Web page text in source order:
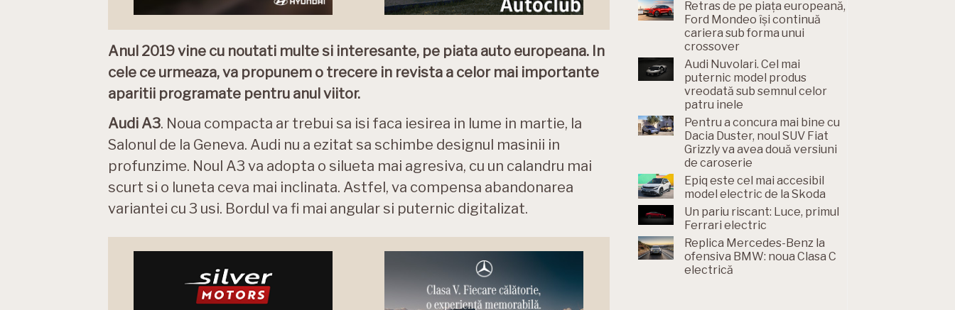
Anul 2019 vine cu noutati multe si interesante, pe piata auto europeana. In
cele ce urmeaza, va propunem o trecere in revista a celor mai importante
aparitii programate pentru anul viitor.
Audi A3. Noua compacta ar trebui sa isi faca iesirea in lume in martie, la
Salonul de la Geneva. Audi nu a ezitat sa schimbe designul masinii in
profunzime. Noul A3 va adopta o silueta mai agresiva, cu un calandru mai
scurt si o luneta ceva mai inclinata. Astfel, va compensa abandonarea
variantei cu 3 usi. Bordul va fi mai angular si puternic digitalizat.
Retras de pe piața europeană,
Ford Mondeo își continuă
cariera sub forma unui
crossover
Audi Nuvolari. Cel mai
puternic model produs
vreodată sub semnul celor
patru inele
Pentru a concura mai bine cu
Dacia Duster, noul SUV Fiat
Grizzly va avea două versiuni
de caroserie
Epiq este cel mai accesibil
model electric de la Skoda
Un pariu riscant: Luce, primul
Ferrari electric
Replica Mercedes-Benz la
ofensiva BMW: noua Clasa C
electrică